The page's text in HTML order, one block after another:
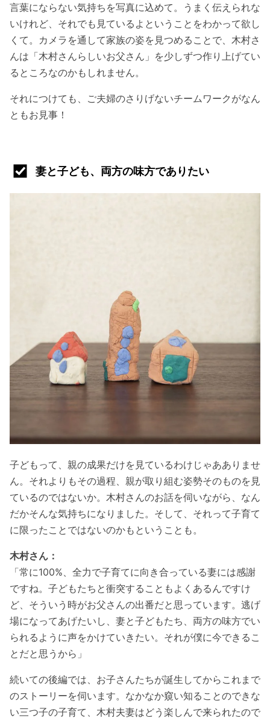
言葉にならない気持ちを写真に込めて。うまく伝えられな
いけれど、それでも見ているよということをわかって欲し
くて。カメラを通して家族の姿を見つめることで、木村さ
んは「木村さんらしいお父さん」を少しずつ作り上げてい
るところなのかもしれません。
それにつけても、ご夫婦のさりげないチームワークがなん
ともお見事！
妻と子ども、両方の味方でありたい
子どもって、親の成果だけを見ているわけじゃあありませ
ん。それよりもその過程、親が取り組む姿勢そのものを見
ているのではないか。木村さんのお話を伺いながら、なん
だかそんな気持ちになりました。そして、それって子育て
に限ったことではないのかもということも。
木村さん：
「常に100%、全力で子育てに向き合っている妻には感謝
ですね。子どもたちと衝突することもよくあるんですけ
ど、そういう時がお父さんの出番だと思っています。逃げ
場になってあげたいし、妻と子どもたち、両方の味方でい
られるように声をかけていきたい。それが僕に今できるこ
とだと思うから」
続いての後編では、お子さんたちが誕生してからこれまで
のストーリーを伺います。なかなか窺い知ることのできな
い三つ子の子育て、木村夫妻はどう楽しんで来られたので